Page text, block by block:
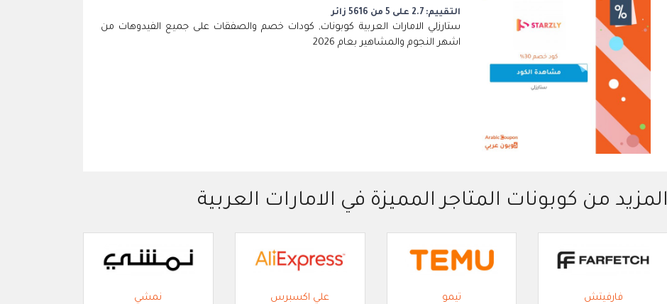
التقييم: 2.7 على 5 من 5616 زائر
ستارزلي الامارات العربية كوبونات, كودات خصم والصفقات على جميع الفيدوهات من
اشهر النجوم والمشاهير بعام 2026
المزيد من كوبونات المتاجر المميزة في الامارات العربية
فارفيتش تيمو علي اكسبرس نمشي